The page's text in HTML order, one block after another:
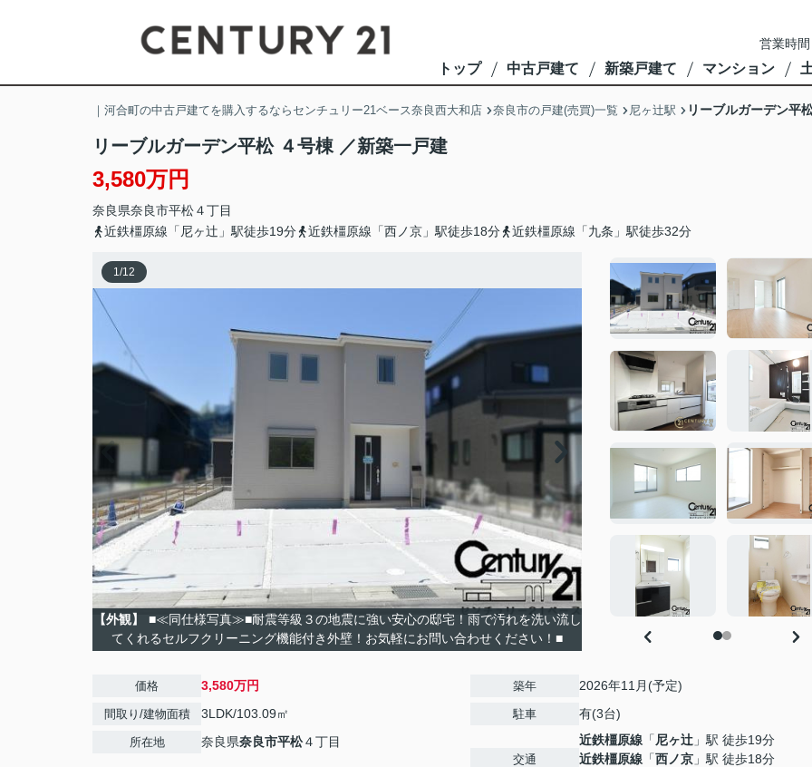
営業時
トップ 中古戸建て 新築戸建て マンション
｜河合町の中古戸建てを購入するならセンチュリー21ベース奈良西大和店 奈良市の戸建(売買)一覧 尼ヶ辻駅 リーブルガーデン平
リーブルガーデン平松 ４号棟 ／新築一戸建
3,580万円
奈良県奈良市平松４丁目
近鉄橿原線「尼ヶ辻」駅徒歩19分
近鉄橿原線「西ノ京」駅徒歩18分 近鉄橿原線「九条」駅徒歩32分
1/12
【外観】
■≪同仕様写真≫■耐震等級３の地震に強い安心の邸宅！雨で汚れを洗い流し
てくれるセルフクリーニング機能付き外壁！お気軽にお問い合わせください！■
価格 3,580万円
間取り/建物面積 3LDK/103.09㎡
所在地 奈良県奈良市平松４丁目
築年 2026年11月(予定)
駐車 有(3台)
交通
近鉄橿原線 「 尼ヶ辻 」駅 徒歩19分
近鉄橿原線 「西ノ京 」駅 徒歩18分